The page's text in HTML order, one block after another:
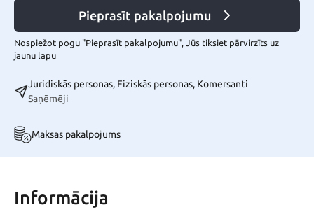
Pieprasīt pakalpojumu
Nospiežot pogu "Pieprasīt pakalpojumu", Jūs tiksiet pārvirzīts uz
jaunu lapu
Juridiskās personas, Fiziskās personas, Komersanti
Saņēmēji
Maksas pakalpojums
Informācija